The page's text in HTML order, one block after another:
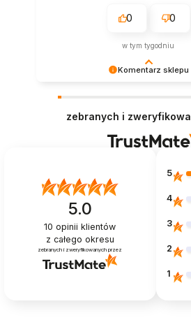
Komentarz sklepu
oczekiwaniom.
proces zamówienia
sklep.
0 0
w tym tygodniu
zebranych i
5.0
10 opinii klientów
z całego okresu
zebranych i zweryfikowanych przez
5
4
3
2
1